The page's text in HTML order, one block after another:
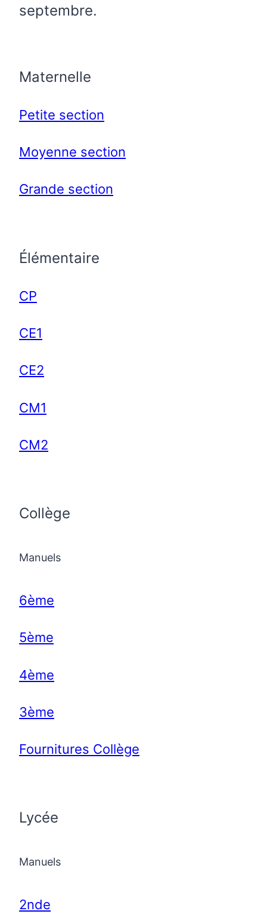
septembre.
Maternelle
Petite section
Moyenne section
Grande section
Élémentaire
CP
CE1
CE2
CM1
CM2
Collège
Manuels
6ème
5ème
4ème
3ème
Fournitures Collège
Lycée
Manuels
2nde